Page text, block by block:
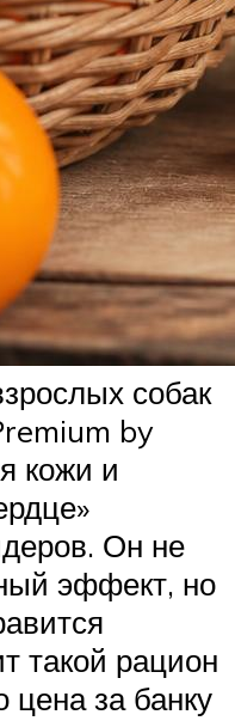
собак
by
кожи и
Он не
эффект, но
такой рацион
цена за банку